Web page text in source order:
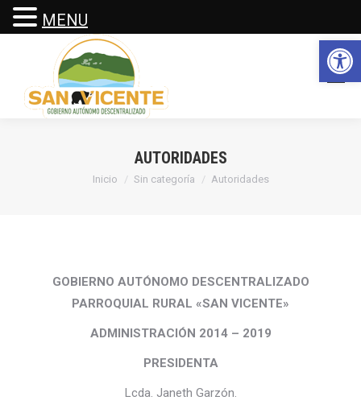
Abrir
AUTORIDADES
Estás aquí:
Inicio Sin categoría Autoridades
GOBIERNO AUTÓNOMO DESCENTRALIZADO
PARROQUIAL RURAL «SAN VICENTE»
ADMINISTRACIÓN 2014 – 2019
PRESIDENTA
Lcda. Janeth Garzón.
MENU